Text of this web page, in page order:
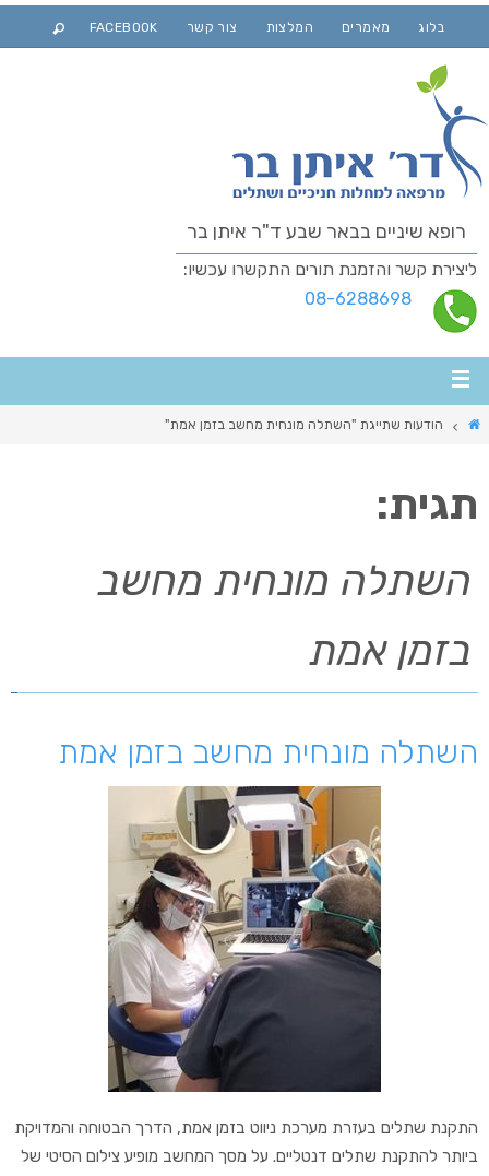
בלוג מאמרים המלצות צור קשר FACEBOOK
רופא שיניים בבאר שבע ד"ר איתן בר
ליצירת קשר והזמנת תורים התקשרו עכשיו:
08-6288698
הודעות שתייגת "השתלה מונחית מחשב בזמן אמת"
תגית:
השתלה מונחית מחשב
בזמן אמת
השתלה מונחית מחשב בזמן אמת
התקנת שתלים בעזרת מערכת ניווט בזמן אמת, הדרך הבטוחה והמדויקת
ביותר להתקנת שתלים דנטליים. על מסך המחשב מופיע צילום הסיטי של